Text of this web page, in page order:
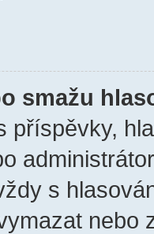
smažu
příspěvky,
s
nebo